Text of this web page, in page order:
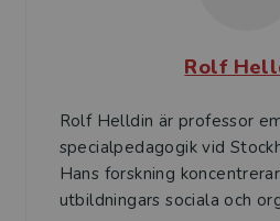
Rolf
Rolf Helldin är professor
specialpedagogik vid
Hans forskning
utbildningars sociala och